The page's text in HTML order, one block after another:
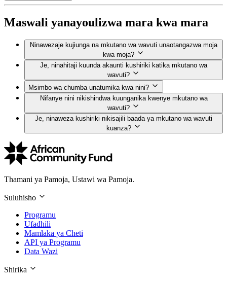
Maswali yanayoulizwa mara kwa mara
Ninawezaje kujiunga na mkutano wa wavuti unaotangazwa moja
kwa moja?
Je, ninahitaji kuunda akaunti kushiriki katika mkutano wa
wavuti?
Msimbo wa chumba unatumika kwa nini?
Nifanye nini nikishindwa kuunganika kwenye mkutano wa
wavuti?
Je, ninaweza kushiriki nikisajili baada ya mkutano wa wavuti
kuanza?
Thamani ya Pamoja, Ustawi wa Pamoja.
Suluhisho
Programu
Ufadhili
Mamlaka ya Cheti
API ya Programu
Data Wazi
Shirika